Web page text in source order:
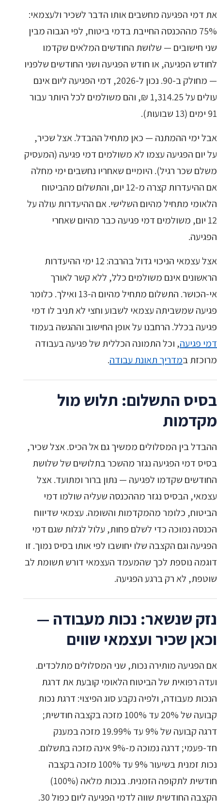
את דמי הפגיעה מחשבים אותו הדבר לשכיר ולעצמאי:
75% מההכנסה החייבת בדמי ביטוח, לפי הגבוה מבין
שני חישובים — שלושת החודשים המלאים שקדמו
לחודש הפגיעה, או חודש הפגיעה ושני החודשים שלפניו
— מחולק ב-90. נכון ל-2026, דמי הפגיעה ליום אינם
עולים על 1,314.25 ₪, והם משולמים לכל היותר עבור
91 ימים (13 שבועות).
אבל ימי ההמתנה — כאן מתחיל ההבדל. אצל שכיר,
על יום הפגיעה עצמו לא משולמים דמי פגיעה (המעסיק
משלם שכר רגיל). היומיים שאחריו נחשבים ימי מחלה
אם ההיעדרות קצרה מ-12 יום, והתשלום מהביטוח
הלאומי מתחיל מהיום השלישי. אם ההיעדרות עולה על
12 יום, משולמים דמי פגיעה כבר מהיום שאחרי
הפגיעה.
אצל עצמאי הניכוי גדול בהרבה: 12 ימי ההיעדרות
הראשונים אינם משולמים כלל, ללא קשר לאורך
אי-הכושר. התשלום מתחיל מהיום ה-13 ואילך. כלומר
פגיעה שמשביתה עצמאי לשבוע וחצי לא תניב לו דמי
פגיעה בכלל. הרחבנו על אופן החישוב וההגשה בעמוד
דמי פגיעה, וכל התמונה הכללית של פגיעה בעבודה
מרוכזת במדריך תאונת עבודה.
בסיס התשלום: תלוש מול
מקדמות
ההבדל בין המסלולים ממשיך גם אל הכיס. אצל שכיר,
בסיס דמי הפגיעה נגזר מהשכר בתלושים של שלושת
החודשים שקדמו לפגיעה — נתון ברור ומתועד. אצל
עצמאי, הבסיס נגזר מההכנסה שעליה שולמו דמי
הביטוח, כלומר מהמקדמות והשומה. עצמאי שדיווח
הכנסה נמוכה כדי לשלם פחות, עלול לגלות שגם דמי
הפגיעה וגם הקצבה שלו יחושבו לפי אותו בסיס נמוך. זו
דוגמה נוספת לכך שהמעמד העצמאי דורש תשומת לב
שוטפת, לא רק ברגע הפגיעה.
נזק שנשאר: נכות מעבודה —
וכאן שכיר ועצמאי שווים
אם הפגיעה מותירה נכות, שני המסלולים מתלכדים.
ועדה רפואית של הביטוח הלאומי קובעת את דרגת
הנכות מעבודה, ולפיה נקבע סוג הפיצוי: דרגת נכות
קבועה של 20% עד 100% מזכה בקצבה חודשית;
דרגה קבועה של 9% עד 19.99% מזכה במענק
חד-פעמי; דרגה נמוכה מ-9% אינה מזכה בתשלום.
נכות זמנית בשיעור 9% עד 100% מזכה בקצבה
חודשית לתקופה הזמנית. בנכות מלאה (100%)
הקצבה החודשית שווה לדמי הפגיעה ליום כפול 30.